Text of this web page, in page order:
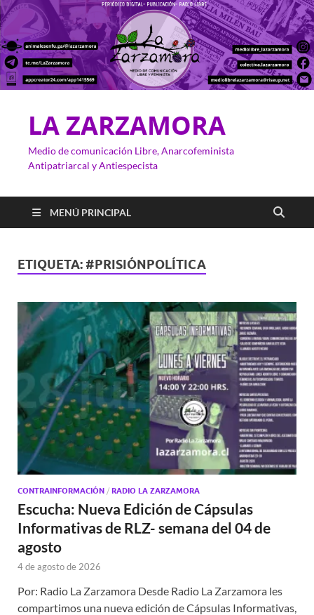
LA ZARZAMORA
Medio de comunicación Libre, Anarcofeminista
Antipatriarcal y Antiespecista
MENÚ PRINCIPAL
ETIQUETA: #PRISIÓNPOLÍTICA
CONTRAINFORMACIÓN / RADIO LA ZARZAMORA
Escucha: Nueva Edición de Cápsulas
Informativas de RLZ- semana del 04 de
agosto
4 de agosto de 2026
Por: Radio La Zarzamora Desde Radio La Zarzamora les
compartimos una nueva edición de Cápsulas Informativas,